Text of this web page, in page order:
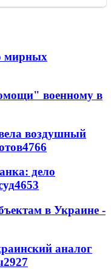
мирных
военному в
воздушный
4766
дело
4653
в Украине -
аналог
2927